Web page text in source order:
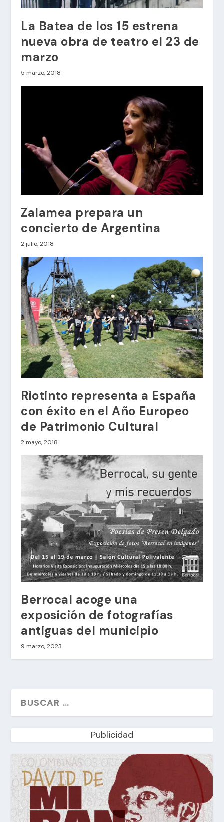
La Batea de los 15 estrena
nueva obra de teatro el 23 de
marzo
5 marzo, 2018
Zalamea prepara un
concierto de Argentina
2 julio, 2018
Riotinto representa a España
con éxito en el Año Europeo
de Patrimonio Cultural
2 mayo, 2018
Berrocal acoge una
exposición de fotografías
antiguas del municipio
9 marzo, 2023
Publicidad